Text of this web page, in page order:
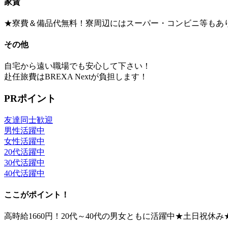
★寮費＆備品代無料！寮周辺にはスーパー・コンビニ等もあ
その他
自宅から遠い職場でも安心して下さい！
赴任旅費はBREXA Nextが負担します！
PRポイント
友達同士歓迎
男性活躍中
女性活躍中
20代活躍中
30代活躍中
40代活躍中
ここがポイント！
高時給1660円！20代～40代の男女ともに活躍中★土日祝休